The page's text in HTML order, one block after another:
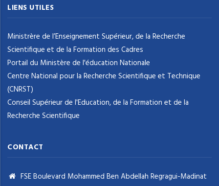
LIENS UTILES
Ministrère de l’Enseignement Supérieur, de la Recherche
Scientifique et de la Formation des Cadres
Portail du Ministère de l'éducation Nationale
Centre National pour la Recherche Scientifique et Technique
(CNRST)
Conseil Supérieur de l'Education, de la Formation et de la
Recherche Scientifique
CONTACT
FSE Boulevard Mohammed Ben Abdellah Regragui-Madinat